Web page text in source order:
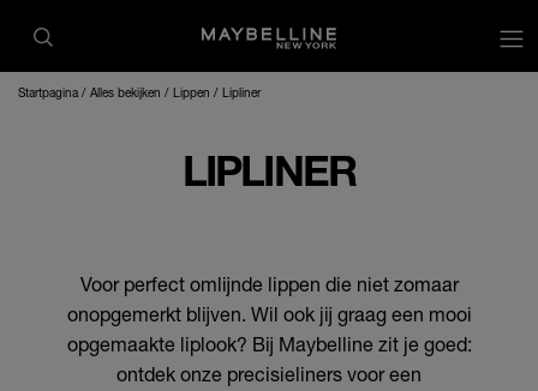
Startpagina Alles bekijken Lippen Lipliner
LIPLINER
Voor perfect omlijnde lippen die niet zomaar
onopgemerkt blijven. Wil ook jij graag een mooi
opgemaakte liplook? Bij Maybelline zit je goed:
ontdek onze precisieliners voor een